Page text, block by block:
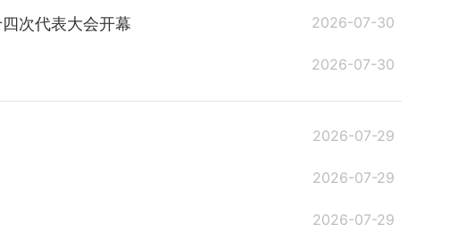
次代表大会开幕 2026-07-30
2026-07-30
2026-07-29
2026-07-29
2026-07-29